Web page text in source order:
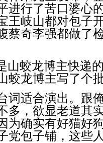
进行了苦口婆心
王岐山都对包子
蔡奇李强都做了
山蛟龙博主快递
蛟龙博主写了个
词适合演出。跟
多，欲显老道其
为确实有好猫好
党包子铺，这些